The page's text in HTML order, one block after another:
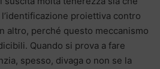
proiettiva contro
altro, perché questo meccanismo
Quando si prova a fare
spesso, divaga o non se la